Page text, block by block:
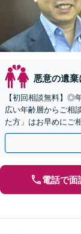
悪意の遺
【初回相談無料】◎
広い年齢層からご相
た方」はお早めにご
経験豊富な私たちが
電話で面